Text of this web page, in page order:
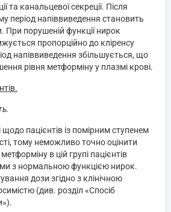
та канальцевої секреції. Після
період напіввиведення становить
При порушеній функції нирок
пропорційно до кліренсу
напіввиведення збільшується, що
рівня метформіну у плазмі крові.
пацієнтів із помірним ступенем
тому неможливо точно оцінити
в цій групі пацієнтів
з нормальною функцією нирок.
дози згідно з клінічною
(див. розділ «Спосіб